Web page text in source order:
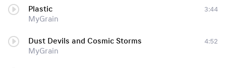
Plastic
MyGrain
3:44
Dust Devils and Cosmic Storms
MyGrain
4:52